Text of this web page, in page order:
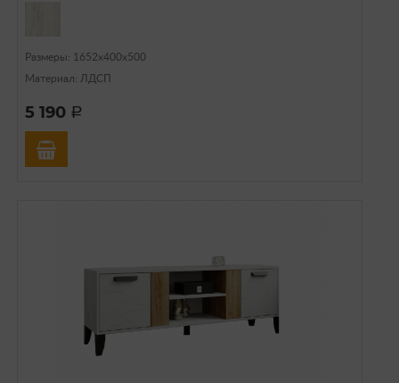
Размеры: 1652х400х500
Материал: ЛДСП
5 190 a